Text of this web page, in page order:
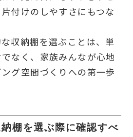
付けのしやすさにもつな
収納棚を選ぶことは、単
なく、家族みんなが心地
グ空間づくりへの第一歩
棚を選ぶ際に確認すべ